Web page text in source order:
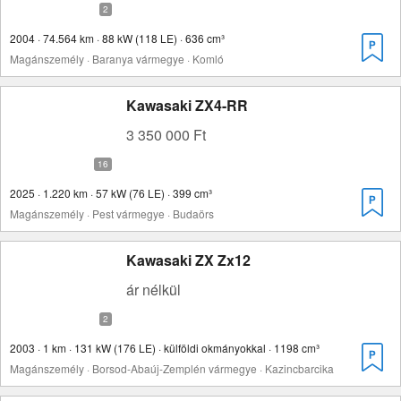
2004 · 74.564 km · 88 kW (118 LE) · 636 cm³
Magánszemély · Baranya vármegye · Komló
Kawasaki ZX4-RR
3 350 000 Ft
2025 · 1.220 km · 57 kW (76 LE) · 399 cm³
Magánszemély · Pest vármegye · Budaörs
Kawasaki ZX Zx12
ár nélkül
2003 · 1 km · 131 kW (176 LE) · külföldi okmányokkal · 1198 cm³
Magánszemély · Borsod-Abaúj-Zemplén vármegye · Kazincbarcika